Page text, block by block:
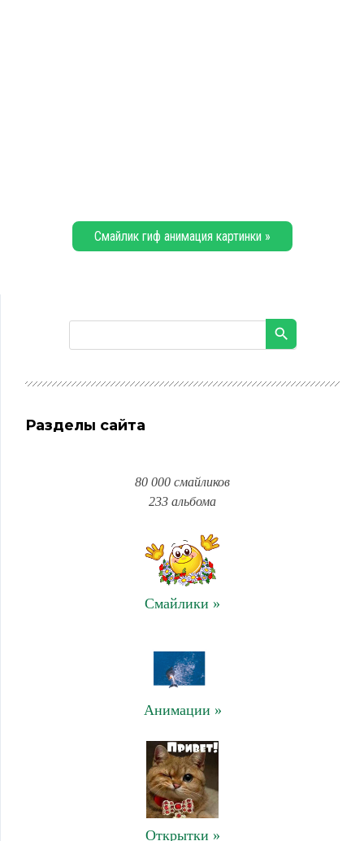
Смайлик гиф анимация картинки »
Разделы сайта
80 000 смайликов
233 альбома
Смайлики »
Анимации »
Открытки »